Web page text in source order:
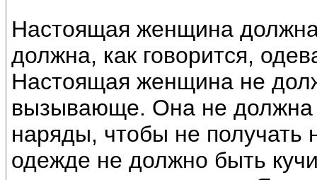
Настоящая женщина
должна, как говорится,
Настоящая женщина не
вызывающе. Она не должна
наряды, чтобы не
одежде не должно быть